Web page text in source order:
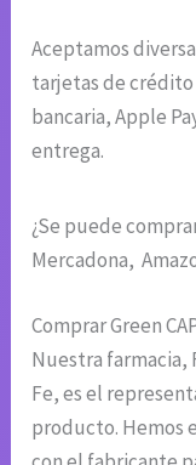
Aceptamos
tarjetas de
bancaria, Apple
entrega.
¿Se puede
Mercadona,
Comprar Green
Nuestra farmacia,
Fe, es el
producto. Hemos